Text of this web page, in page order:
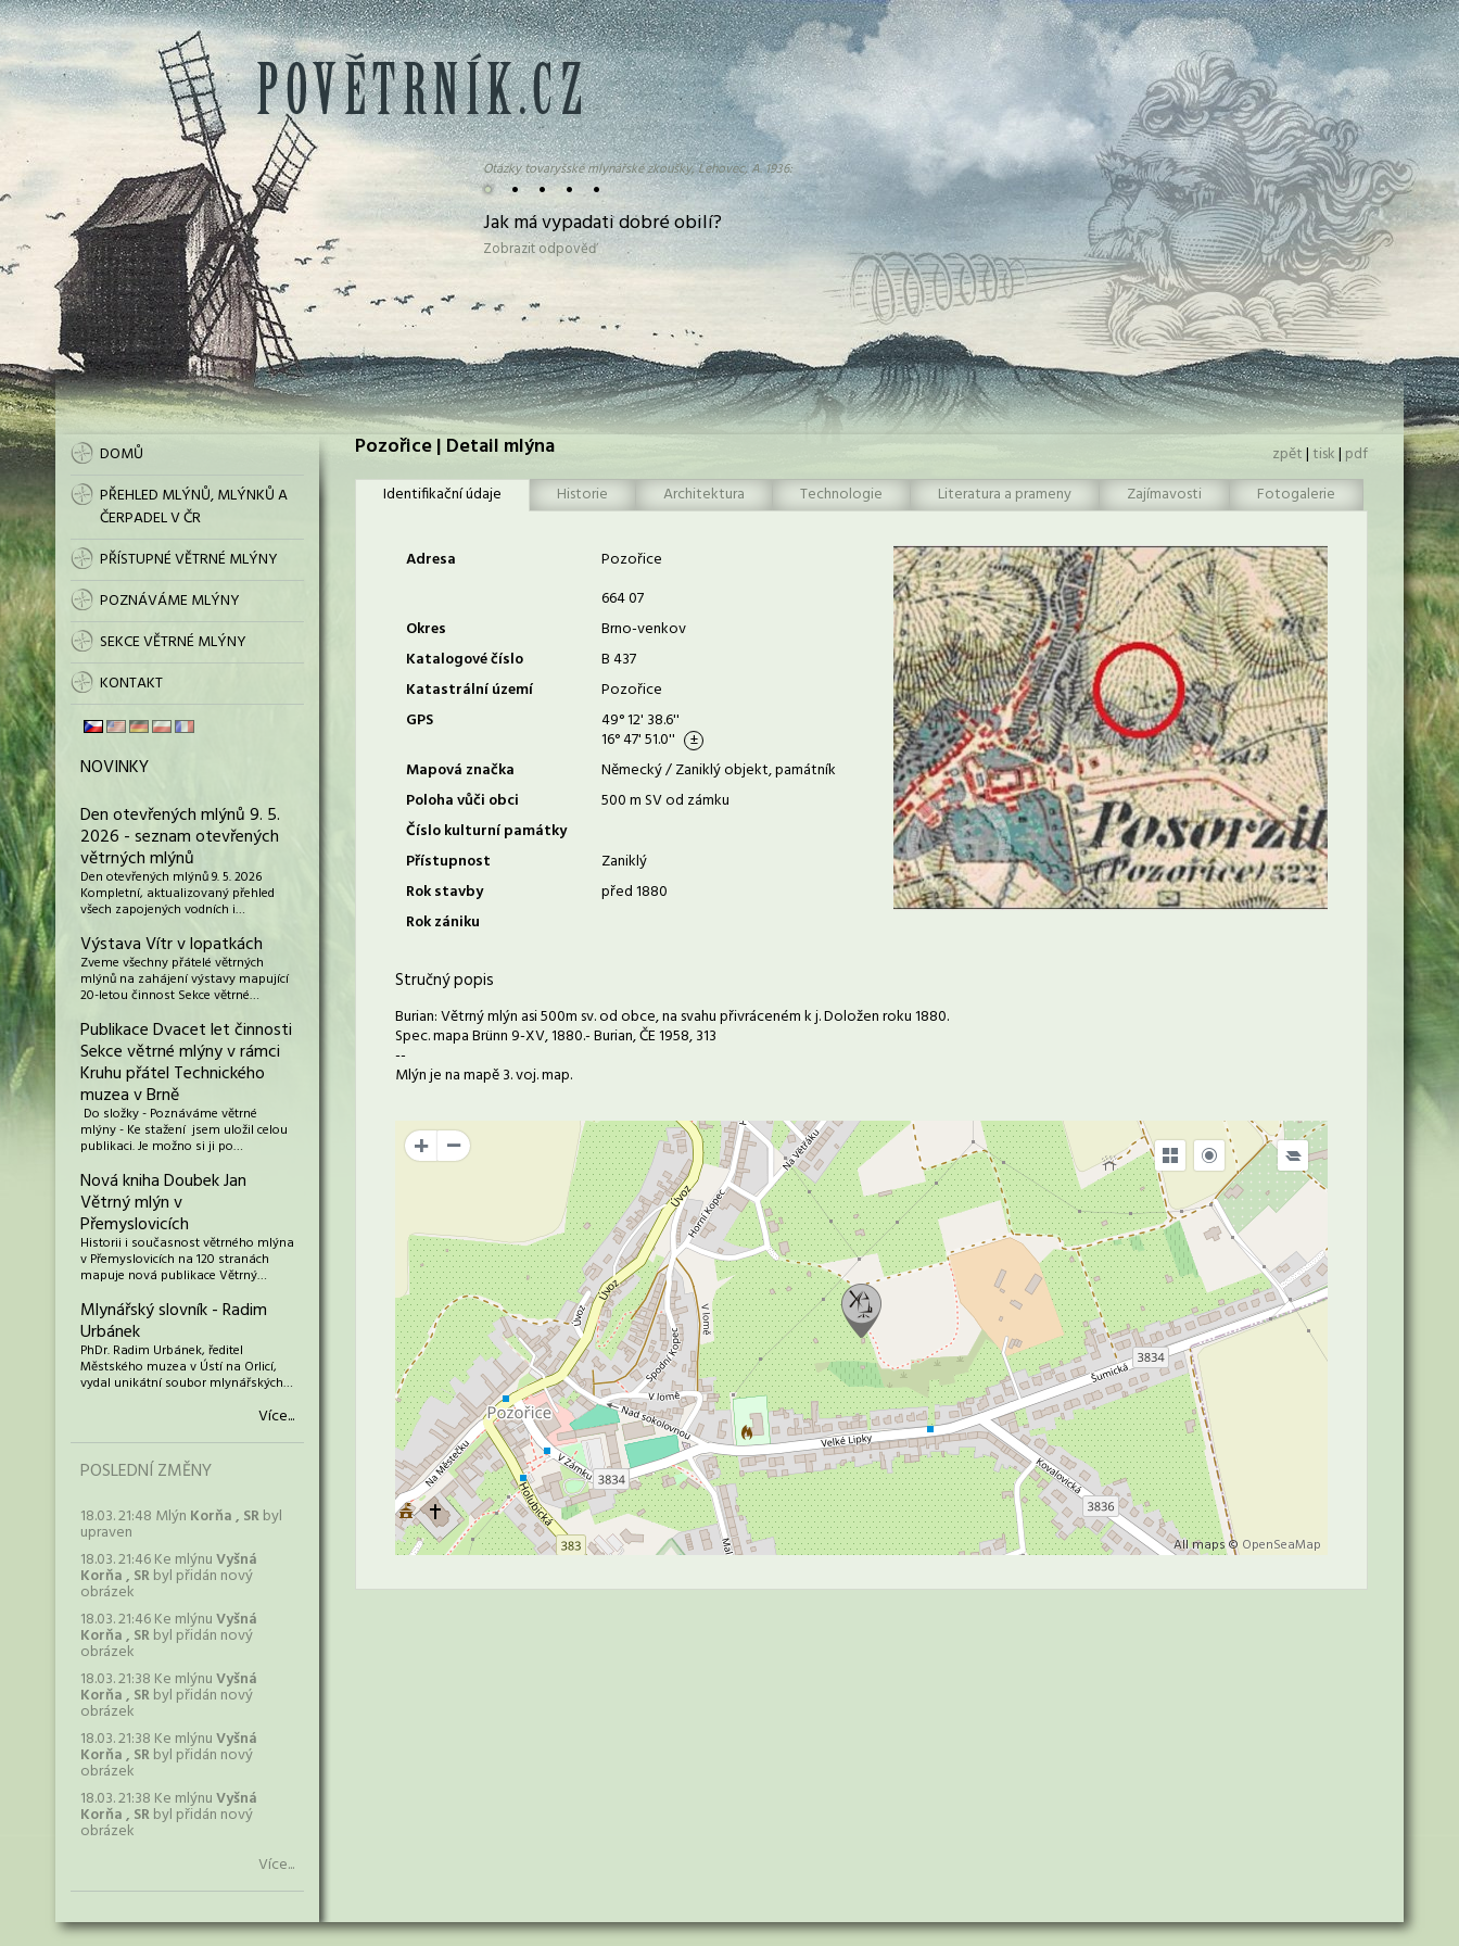
• • • • •
Otázky tovaryšské mlynářské zkoušky, Lehovec, A. 1936:
Jak má vypadati dobré obilí?
Zobrazit odpověď
DOMŮ
PŘEHLED MLÝNŮ, MLÝNKŮ A
ČERPADEL V ČR
PŘÍSTUPNÉ VĚTRNÉ MLÝNY
POZNÁVÁME MLÝNY
SEKCE VĚTRNÉ MLÝNY
KONTAKT
NOVINKY
Den otevřených mlýnů 9. 5.
2026 - seznam otevřených
větrných mlýnů
Den otevřených mlýnů 9. 5. 2026
Kompletní, aktualizovaný přehled
všech zapojených vodních i…
Výstava Vítr v lopatkách
Zveme všechny přátelé větrných
mlýnů na zahájení výstavy mapující
20-letou činnost Sekce větrné…
Publikace Dvacet let činnosti
Sekce větrné mlýny v rámci
Kruhu přátel Technického
muzea v Brně
Do složky - Poznáváme větrné
mlýny - Ke stažení jsem uložil celou
publikaci. Je možno si ji po…
Nová kniha Doubek Jan
Větrný mlýn v
Přemyslovicích
Historii i současnost větrného mlýna
v Přemyslovicích na 120 stranách
mapuje nová publikace Větrný…
Mlynářský slovník - Radim
Urbánek
PhDr. Radim Urbánek, ředitel
Městského muzea v Ústí na Orlicí,
vydal unikátní soubor mlynářských…
Více...
POSLEDNÍ ZMĚNY
18.03. 21:48 Mlýn Korňa , SRbyl
upraven
18.03. 21:46 Ke mlýnuVyšná
Korňa , SRbyl přidán nový
obrázek
18.03. 21:46 Ke mlýnuVyšná
Korňa , SRbyl přidán nový
obrázek
18.03. 21:38 Ke mlýnuVyšná
Korňa , SRbyl přidán nový
obrázek
18.03. 21:38 Ke mlýnuVyšná
Korňa , SRbyl přidán nový
obrázek
18.03. 21:38 Ke mlýnuVyšná
Korňa , SRbyl přidán nový
obrázek
Více...
Pozořice | Detail mlýna zpět|tisk|pdf
Identifikační údaje
Historie Architektura Technologie Literatura a prameny Zajímavosti Fotogalerie
Adresa
Pozořice
664 07
Okres
Brno-venkov
Katalogové číslo
B 437
Katastrální území
Pozořice
GPS
49° 12' 38.6''
16° 47' 51.0''
Mapová značka
Německý / Zaniklý objekt, památník
Poloha vůči obci
500 m SV od zámku
Číslo kulturní památky
Přístupnost
Zaniklý
Rok stavby
před 1880
Rok zániku
Stručný popis
Burian: Větrný mlýn asi 500m sv. od obce, na svahu přivráceném k j. Doložen roku 1880.
Spec. mapa Brünn 9-XV, 1880.- Burian, ČE 1958, 313
--
Mlýn je na mapě 3. voj. map.
+
All maps © OpenSeaMap